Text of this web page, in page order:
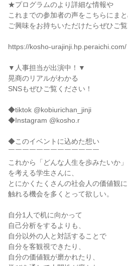
★プログラムのより詳細な情報や
これまでの参加者の声をこちらにまと
ご興味をお持ちいただけたらぜひご
https://kosho-urajinji.hp.peraichi.com/
▼人事担当が出演中！▼
晃商のリアルがわかる
SNSもぜひご覧ください！
◆tiktok @kobiurichan_jinji
◆Instagram @kosho.r
◆このイベントに込めた想い
￣￣￣￣￣￣￣￣￣￣￣￣￣
これから「どんな人生を歩みたいか」
を考える学生さんに、
とにかくたくさんの社会人の価値観に
触れる機会を多くとって欲しい。
自分1人で机に向かって
自己分析をするよりも、
自分以外の人と対話することで
自分を客観視できたり、
自分の価値観が磨かれたり、